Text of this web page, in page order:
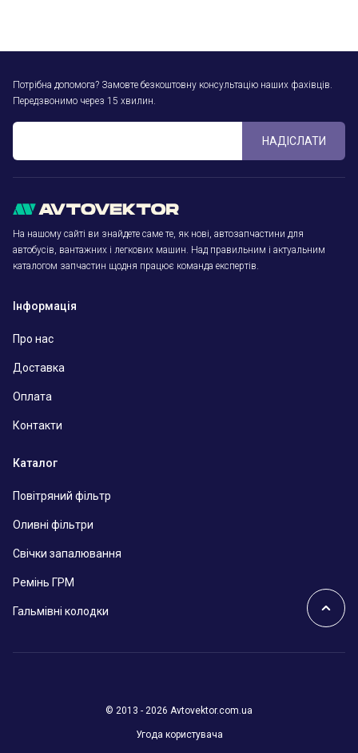
Потрібна допомога? Замовте безкоштовну консультацію наших фахівців.
Передзвонимо через 15 хвилин.
НАДІСЛАТИ
На нашому сайті ви знайдете саме те, як нові, автозапчастини для
автобусів, вантажних і легкових машин. Над правильним і актуальним
каталогом запчастин щодня працює команда експертів.
Інформація
Про нас
Доставка
Оплата
Контакти
Каталог
Повітряний фільтр
Оливні фільтри
Свічки запалювання
Ремінь ГРМ
Гальмівні колодки
© 2013 - 2026 Avtovektor.com.ua
Угода користувача